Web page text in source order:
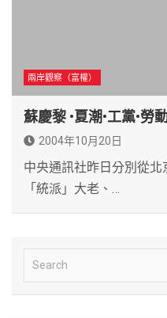
兩岸觀察（富權）
蘇慶黎 •夏潮•工黨•勞
2004年10月20日
中央通訊社昨日分別從
「統派」大老、…
e